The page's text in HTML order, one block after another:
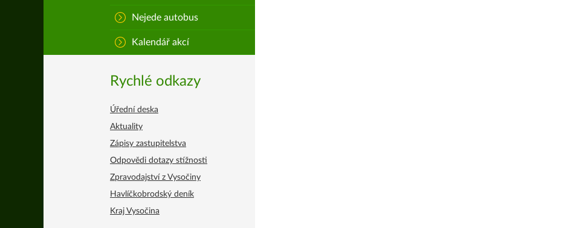
Nejede autobus
Kalendář akcí
Rychlé odkazy
Úřední deska
Aktuality
Zápisy zastupitelstva
Odpovědi dotazy stížnosti
Zpravodajství z Vysočiny
Havlíčkobrodský deník
Kraj Vysočina